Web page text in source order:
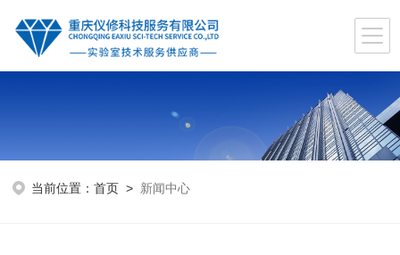
当前位置：首页 > 新闻中心